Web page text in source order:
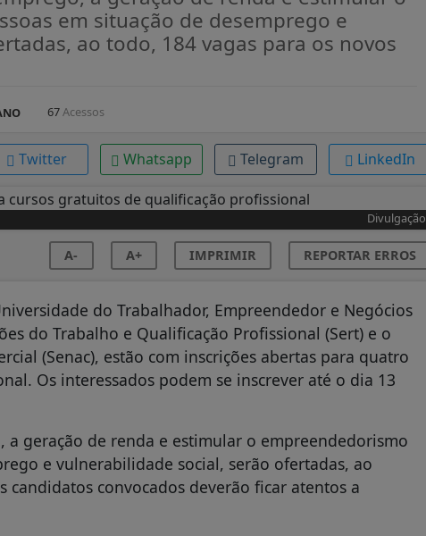
em situação de desemprego e
ao todo, 184 vagas para os novos
67Acessos
Twitter Whatsapp Telegram LinkedIn
Divulgação
A- A+ IMPRIMIR REPORTAR ERROS
do Trabalhador, Empreendedor e Negócios
do Trabalho e Qualificação Profissional (Sert) e o
(Senac), estão com inscrições abertas para quatro
Os interessados podem se inscrever até o dia 13
geração de renda e estimular o empreendedorismo
e vulnerabilidade social, serão ofertadas, ao
candidatos convocados deverão ficar atentos a